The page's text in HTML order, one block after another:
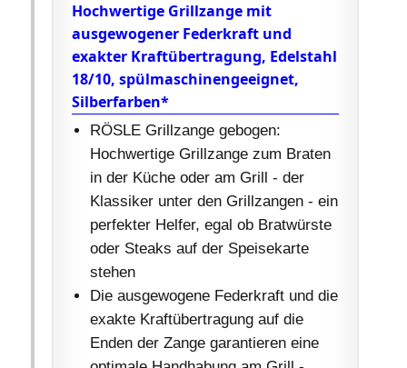
Hochwertige Grillzange mit
ausgewogener Federkraft und
exakter Kraftübertragung, Edelstahl
18/10, spülmaschinengeeignet,
Silberfarben*
RÖSLE Grillzange gebogen:
Hochwertige Grillzange zum Braten
in der Küche oder am Grill - der
Klassiker unter den Grillzangen - ein
perfekter Helfer, egal ob Bratwürste
oder Steaks auf der Speisekarte
stehen
Die ausgewogene Federkraft und die
exakte Kraftübertragung auf die
Enden der Zange garantieren eine